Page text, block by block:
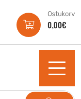
Ostukorv
0,00€